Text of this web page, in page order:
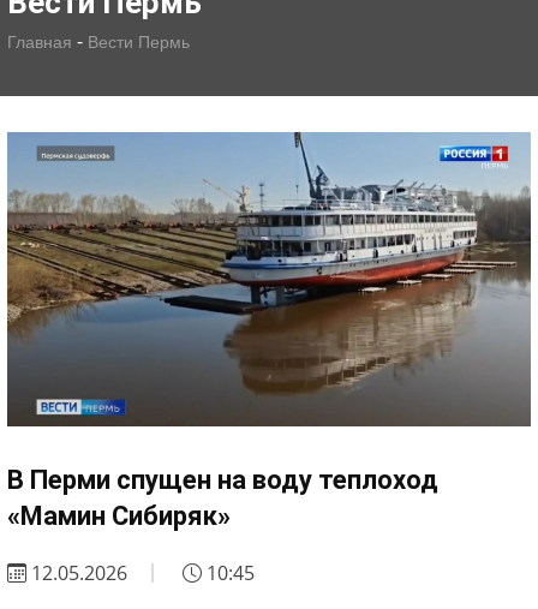
Главная - Вести Пермь
В Перми спущен на воду теплоход
«Мамин Сибиряк»
12.05.2026 10:45